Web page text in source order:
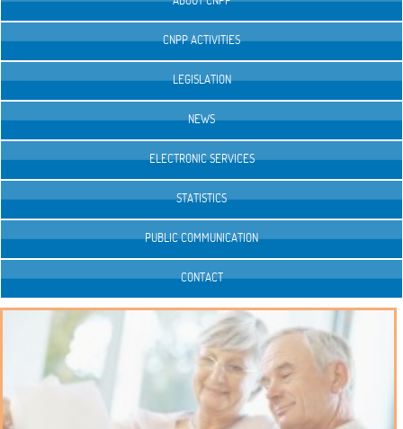
CNPP ACTIVITIES
LEGISLATION
NEWS
ELECTRONIC SERVICES
STATISTICS
PUBLIC COMMUNICATION
CONTACT